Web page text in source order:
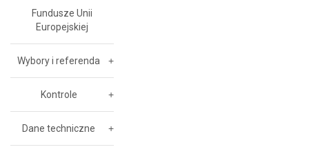
Fundusze Unii
Europejskiej
Wybory i referenda
Kontrole
Dane techniczne